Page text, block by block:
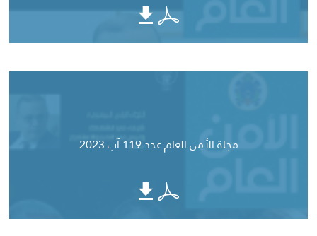
مجلة الأمن العام عدد 119 آب 2023